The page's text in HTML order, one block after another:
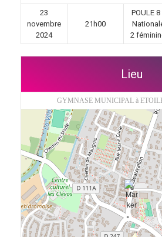
23
novembre
2024
21h00
POULE 8
2
Lieu
GYMNASE MUNICIPAL à